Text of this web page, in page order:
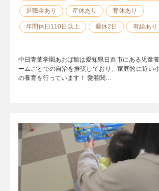
退職金あり 産休あり 育休あり
年間休日110日以上 週休2日 有給あり
中日青葉学園あおば館は愛知県日進市にある児童
ームごとでの自治を推奨しており、家庭的に近い
の養育を行っています！ 愛着関…